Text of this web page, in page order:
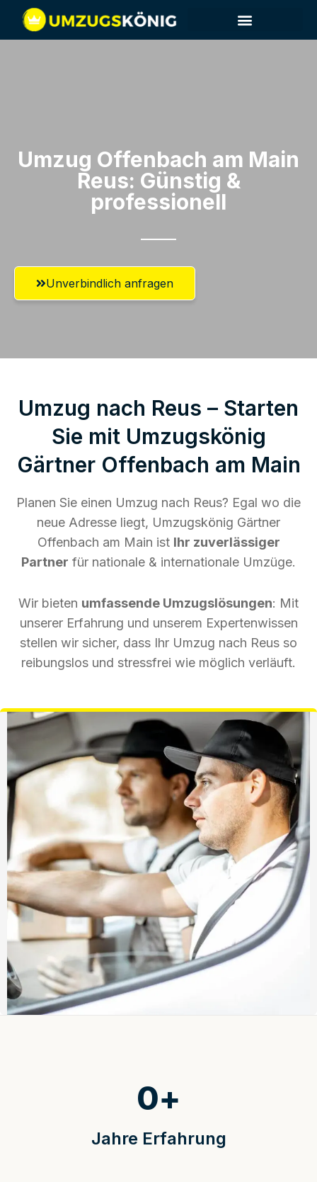
Umzug Offenbach am Main​
Reus: Günstig &
professionell​
Unverbindlich anfragen
Umzug nach Reus – Starten
Sie mit Umzugskönig
Gärtner Offenbach am Main
Planen Sie einen Umzug nach Reus? Egal wo die
neue Adresse liegt, Umzugskönig Gärtner
Offenbach am Main ist Ihr zuverlässiger
Partner für nationale & internationale Umzüge.
Wir bieten umfassende Umzugslösungen: Mit
unserer Erfahrung und unserem Expertenwissen
stellen wir sicher, dass Ihr Umzug nach Reus so
reibungslos und stressfrei wie möglich verläuft.
Jahre Erfahrung
0+